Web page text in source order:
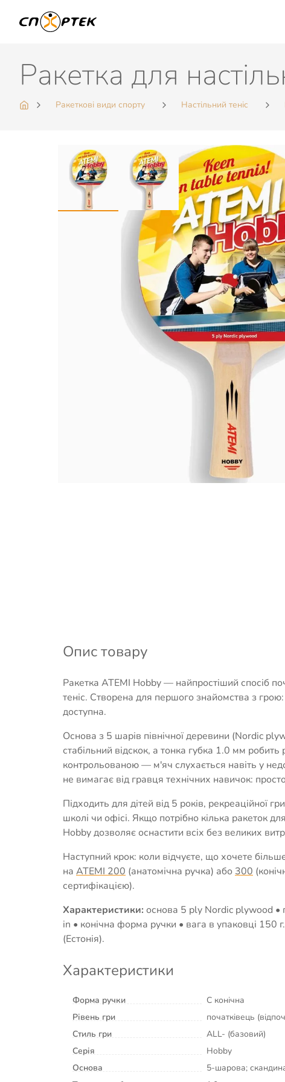
Ракетка для
Ракеткові види спорту Настільний теніс
Опис товару
Ракетка ATEMI Hobby — найпростіший спосіб
теніс. Створена для першого знайомства з
доступна.
Основа з 5 шарів північної деревини (Nordic
стабільний відскок, а тонка губка 1.0 мм
контрольованою — м'яч слухається навіть у
не вимагає від гравця технічних навичок: просто
Підходить для дітей від 5 років, рекреаційної
школі чи офісі. Якщо потрібно кілька ракеток
Hobby дозволяє оснастити всіх без великих
Наступний крок: коли відчуєте, що хочете
на ATEMI 200 (анатомічна ручка) або 300
сертифікацією).
Характеристики: основа 5 ply Nordic plywood
in • конічна форма ручки • вага в упаковці 150
(Естонія).
Характеристики
Форма ручки
C конічна
Рівень гри
початківець
Стиль гри
ALL- (базовий)
Серія
Hobby
Основа
5-шарова;